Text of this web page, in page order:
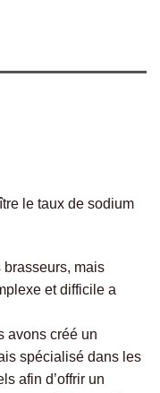
le taux de sodium
brasseurs, mais
et difficile a
avons créé un
spécialisé dans les
afin d’offrir un